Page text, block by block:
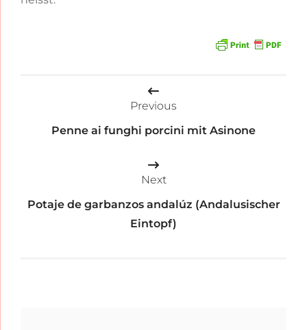
Beitragsnavigation
Previous
Penne ai funghi porcini mit Asinone
Next
Potaje de garbanzos andalúz (Andalusischer
Eintopf)